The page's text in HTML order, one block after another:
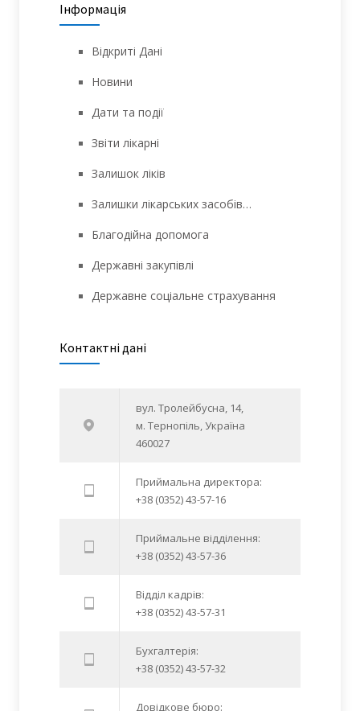
Інформація
Відкриті Дані
Новини
Дати та події
Звіти лікарні
Залишок ліків
Залишки лікарських засобів…
Благодійна допомога
Державні закупівлі
Державне соціальне страхування
Контактні дані
вул. Тролейбусна, 14,
м. Тернопіль, Україна
460027
Приймальна директора:
+38 (0352) 43-57-16
Приймальне відділення:
+38 (0352) 43-57-36
Відділ кадрів:
+38 (0352) 43-57-31
Бухгалтерія:
+38 (0352) 43-57-32
Довідкове бюро: